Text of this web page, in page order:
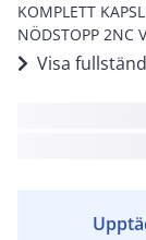
KOMPLETT
NÖDSTOPP 2NC
Visa